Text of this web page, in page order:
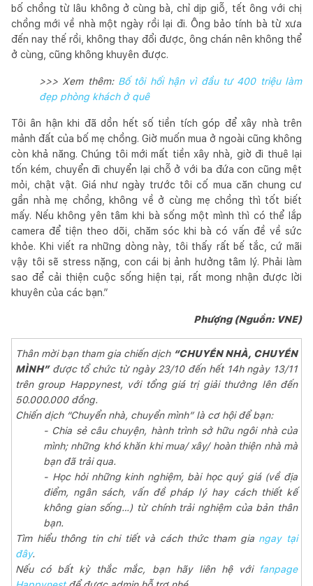
bố chồng từ lâu không ở cùng bà, chỉ dịp giỗ, tết ông với chị
chồng mới về nhà một ngày rồi lại đi. Ông bảo tính bà từ xưa
đến nay thế rồi, không thay đổi được, ông chán nên không thể
ở cùng, cũng không khuyên được.
>>> Xem thêm: Bố tôi hối hận vì đầu tư 400 triệu làm
đẹp phòng khách ở quê
Tôi ân hận khi đã dồn hết số tiền tích góp để xây nhà trên
mảnh đất của bố mẹ chồng. Giờ muốn mua ở ngoài cũng không
còn khả năng. Chúng tôi mới mất tiền xây nhà, giờ đi thuê lại
tốn kém, chuyển đi chuyển lại chỗ ở với ba đứa con cũng mệt
mỏi, chật vật. Giá như ngày trước tôi cố mua căn chung cư
gần nhà mẹ chồng, không về ở cùng mẹ chồng thì tốt biết
mấy. Nếu không yên tâm khi bà sống một mình thì có thể lắp
camera để tiện theo dõi, chăm sóc khi bà có vấn đề về sức
khỏe. Khi viết ra những dòng này, tôi thấy rất bế tắc, cứ mãi
vậy tôi sẽ stress nặng, con cái bị ảnh hưởng tâm lý. Phải làm
sao để cải thiện cuộc sống hiện tại, rất mong nhận được lời
khuyên của các bạn.”
Phượng (Nguồn: VNE)
Thân mời bạn tham gia chiến dịch “CHUYỂN NHÀ, CHUYỂN
MÌNH”được tổ chức từ ngày 23/10 đến hết 14h ngày 13/11
trên group Happynest, với tổng giá trị giải thưởng lên đến
50.000.000 đồng.
Chiến dịch “Chuyển nhà, chuyển mình” là cơ hội để bạn:
- Chia sẻ câu chuyện, hành trình sở hữu ngôi nhà của
mình; những khó khăn khi mua/ xây/ hoàn thiện nhà mà
bạn đã trải qua.
- Học hỏi những kinh nghiệm, bài học quý giá (về địa
điểm, ngân sách, vấn đề pháp lý hay cách thiết kế
không gian sống…) từ chính trải nghiệm của bản thân
bạn.
Tìm hiểu thông tin chi tiết và cách thức tham gia ngay tại
đây.
Nếu có bất kỳ thắc mắc, bạn hãy liên hệ với fanpage